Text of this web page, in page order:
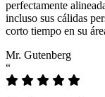
perfectamente
incluso sus cálidas
corto tiempo en su
Mr. Gutenberg
“